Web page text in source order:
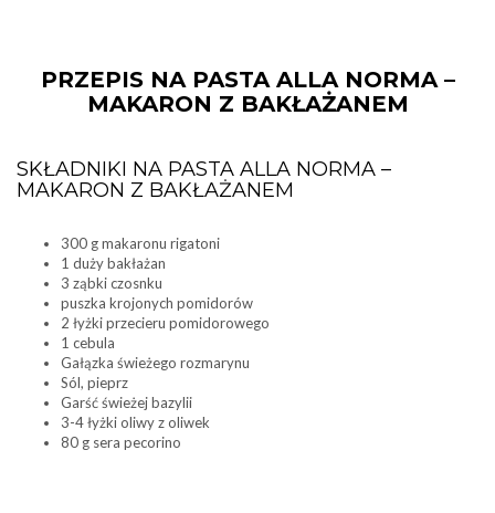
PRZEPIS NA PASTA ALLA NORMA –
MAKARON Z BAKŁAŻANEM
SKŁADNIKI NA PASTA ALLA NORMA –
MAKARON Z BAKŁAŻANEM
300 g makaronu rigatoni
1 duży bakłażan
3 ząbki czosnku
puszka krojonych pomidorów
2 łyżki przecieru pomidorowego
1 cebula
Gałązka świeżego rozmarynu
Sól, pieprz
Garść świeżej bazylii
3-4 łyżki oliwy z oliwek
80 g sera pecorino